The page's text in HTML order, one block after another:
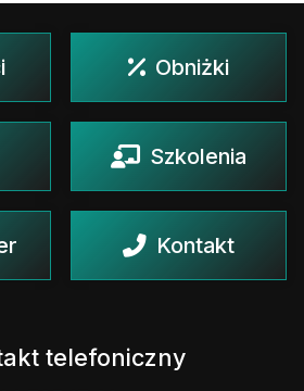
Obniżki
Szkolenia
Kontakt
telefoniczny